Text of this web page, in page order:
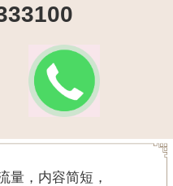
量，内容简短，